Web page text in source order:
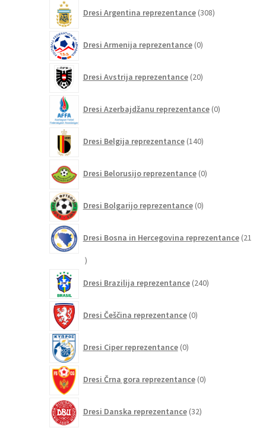
Dresi Argentina reprezentance 308izdelkov
Dresi Armenija reprezentance 0izdelkov
Dresi Avstrija reprezentance 20izdelkov
Dresi Azerbajdžanu reprezentance 0izdelkov
Dresi Belgija reprezentance 140izdelkov
Dresi Belorusijo reprezentance 0izdelkov
Dresi Bolgarijo reprezentance 0izdelkov
Dresi Bosna in Hercegovina reprezentance 21
21
Dresi Brazilija reprezentance 240izdelkov
Dresi Češčina reprezentance 0izdelkov
Dresi Ciper reprezentance 0izdelkov
Dresi Črna gora reprezentance 0izdelkov
Dresi Danska reprezentance 32izdelkov